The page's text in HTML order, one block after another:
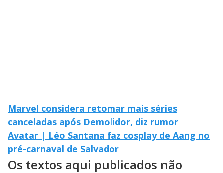
Marvel considera retomar mais séries
canceladas após Demolidor, diz rumor
Avatar | Léo Santana faz cosplay de Aang no
pré-carnaval de Salvador
Os textos aqui publicados não